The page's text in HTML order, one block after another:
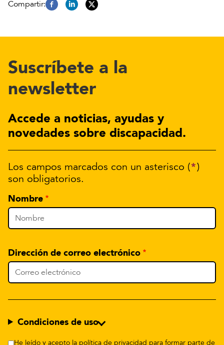
Suscríbete a la
newsletter
Accede a noticias, ayudas y
novedades sobre discapacidad.
Los campos marcados con un asterisco (*)
son obligatorios.
Nombre
Dirección de correo electrónico
Condiciones de uso
He leído y acepto la política de privacidad para formar parte de